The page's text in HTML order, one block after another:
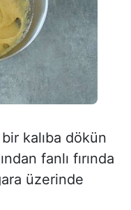
bir kalıba dökün
fanlı fırında
üzerinde